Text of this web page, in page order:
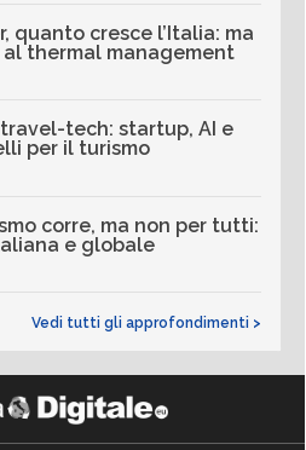
quanto cresce l’Italia: ma
thermal management
tech: startup, AI e
per il turismo
corre, ma non per tutti:
e globale
Vedi tutti gli approfondimenti >